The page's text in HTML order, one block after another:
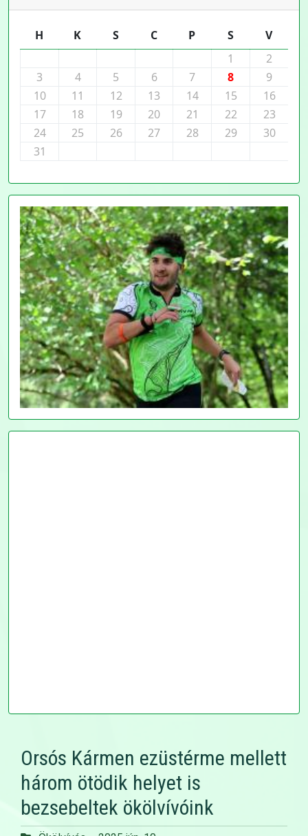
H K S C P S
V
1
2
3
4 5 6 7 8
9
10
11 12 13 14 15
16
17
18 19 20 21 22
23
24
25 26 27 28 29
30
31
Orsós Kármen ezüstérme mellett
három ötödik helyet is
bezsebeltek ökölvívóink